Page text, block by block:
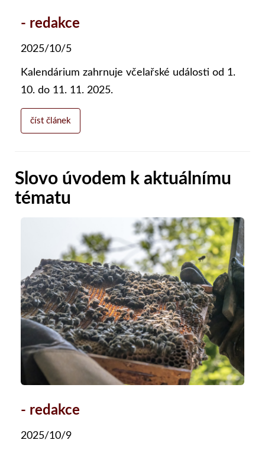
- redakce
2025/10/5
Kalendárium zahrnuje včelařské události od 1.
10. do 11. 11. 2025.
číst článek
Slovo úvodem k aktuálnímu
tématu
- redakce
2025/10/9